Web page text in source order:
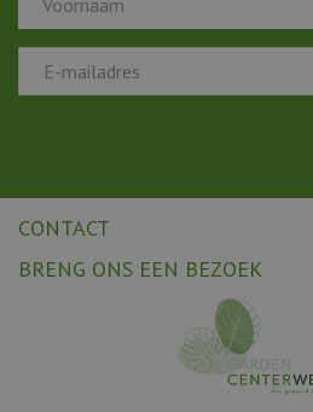
CONTACT
BRENG ONS EEN BEZOEK